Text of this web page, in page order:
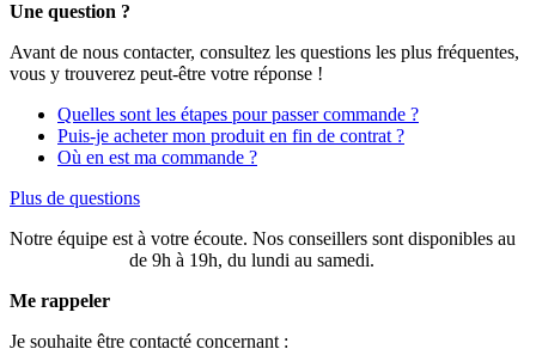
Une question ?
Avant de nous contacter, consultez les questions les plus fréquentes,
vous y trouverez peut-être votre réponse !
Quelles sont les étapes pour passer commande ?
Puis-je acheter mon produit en fin de contrat ?
Où en est ma commande ?
Plus de questions
Notre équipe est à votre écoute. Nos conseillers sont disponibles au
de 9h à 19h, du lundi au samedi.
Me rappeler
Je souhaite être contacté concernant :